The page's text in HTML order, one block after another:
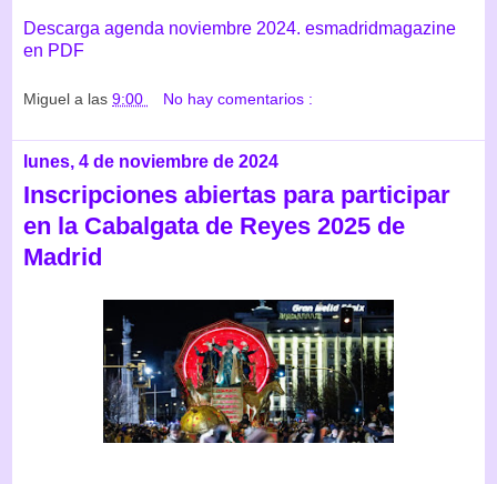
Descarga agenda noviembre 2024. esmadridmagazine
en PDF
Miguel a las 9:00 No hay comentarios :
lunes, 4 de noviembre de 2024
Inscripciones abiertas para participar
en la Cabalgata de Reyes 2025 de
Madrid